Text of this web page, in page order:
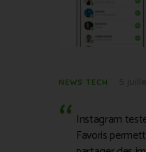
NEWS TECH
Instagram
Favoris